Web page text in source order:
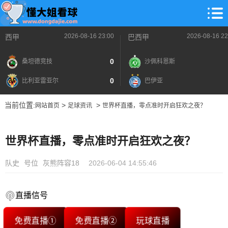
西甲 2026-08-16 23:00
桑坦德竞技 0
比利亚雷亚尔 0
巴西甲 2026-08-16
沙佩科恩斯
巴伊亚
当前位置: 网站首页> 足球资讯> 世界杯直播，零点准时开启狂欢之夜？
世界杯直播，零点准时开启狂欢之夜？
队史 号位 灰熊阵容18 2026-06-04 14:55:46
直播信号
免费直播① 免费直播② 玩球直播